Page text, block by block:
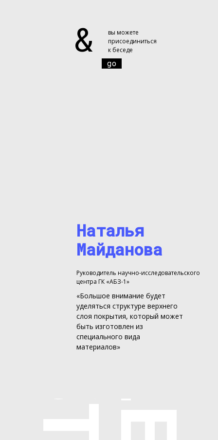
Руководитель научно-исследовательского
центра ГК «АБЗ-1»
Наталья
Майданова
«Большое внимание будет
уделяться структуре верхнего
слоя покрытия, который может
быть изготовлен из
специального вида
материалов»
go
вы можете
присоединиться
к беседе
&